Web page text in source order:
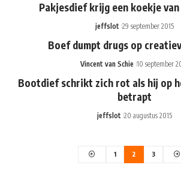
Pakjesdief krijg een koekje van
jeffslot 29 september 2015
Boef dumpt drugs op
Vincent van Schie 10 september
Bootdief schrikt zich rot als hij op
betrapt
jeffslot 20 augustus 2015
1 2 3